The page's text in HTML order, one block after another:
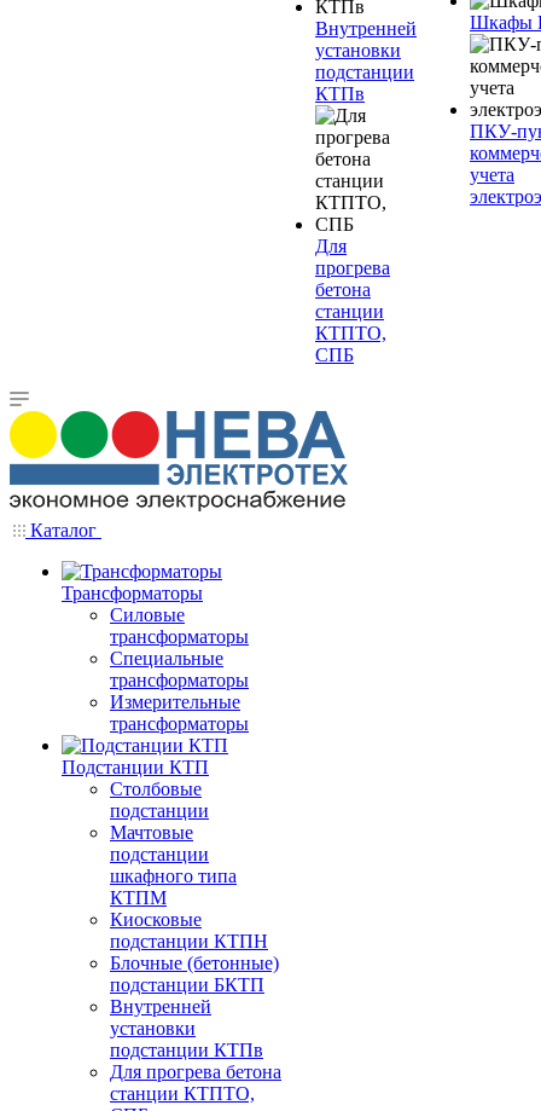
Внутренней
установки
подстанции
КТПв
Для
прогрева
бетона
станции
КТПТО,
СПБ
Шкафы
ПКУ-
учета
Каталог
Трансформаторы
Силовые
трансформаторы
Специальные
трансформаторы
Измерительные
трансформаторы
Подстанции КТП
Столбовые
подстанции
Мачтовые
подстанции
шкафного типа
КТПМ
Киосковые
подстанции КТПН
Блочные (бетонные)
подстанции БКТП
Внутренней
установки
подстанции КТПв
Для прогрева бетона
станции КТПТО,